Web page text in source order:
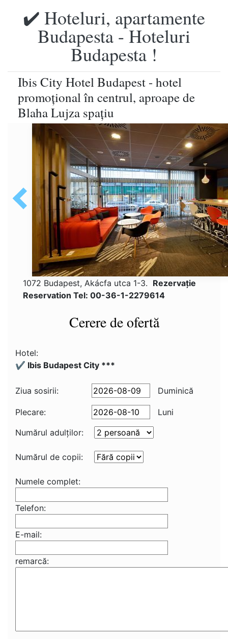
✔️ Hoteluri, apartamente
Budapesta - Hoteluri
Budapesta !
Ibis City Hotel Budapest - hotel
promoţional în centrul, aproape de
Blaha Lujza spaţiu
1072 Budapest, Akácfa utca 1-3. Rezervaţie
Reservation Tel: 00-36-1-2279614
Cerere de ofertă
Hotel:
✔️ Ibis Budapest City ***
Ziua sosirii: Duminică
Plecare:
Luni
Numărul adulţilor:
Numărul de copii:
Numele complet:
Telefon:
E-mail:
remarcă: